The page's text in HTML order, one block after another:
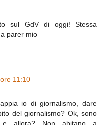
sul GdV di oggi! Stessa
parer mio
11:10
io di giornalismo, dare
del giornalismo? Ok, sono
allora? Non abitano a